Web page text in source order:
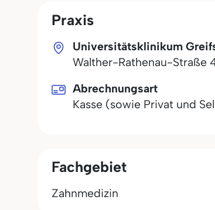
Praxis
Universitätsklinikum
Walther-Rathenau-Straße
Abrechnungsart
Kasse (sowie Privat und
Fachgebiet
Zahnmedizin